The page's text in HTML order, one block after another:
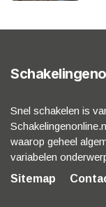
Snel schakelen is
waarop geheel
variabelen
Sitemap